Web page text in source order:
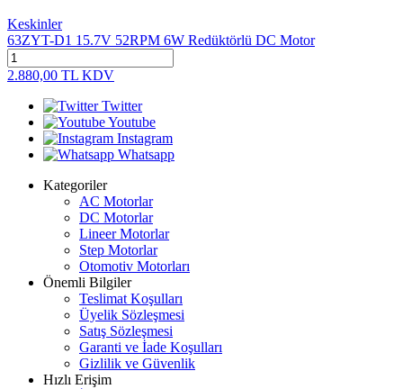
Keskinler
63ZYT-D1 15.7V 52RPM 6W Redüktörlü DC Motor
2.880,00 TL KDV
Twitter
Youtube
Instagram
Whatsapp
Kategoriler
AC Motorlar
DC Motorlar
Lineer Motorlar
Step Motorlar
Otomotiv Motorları
Önemli Bilgiler
Teslimat Koşulları
Üyelik Sözleşmesi
Satış Sözleşmesi
Garanti ve İade Koşulları
Gizlilik ve Güvenlik
Hızlı Erişim